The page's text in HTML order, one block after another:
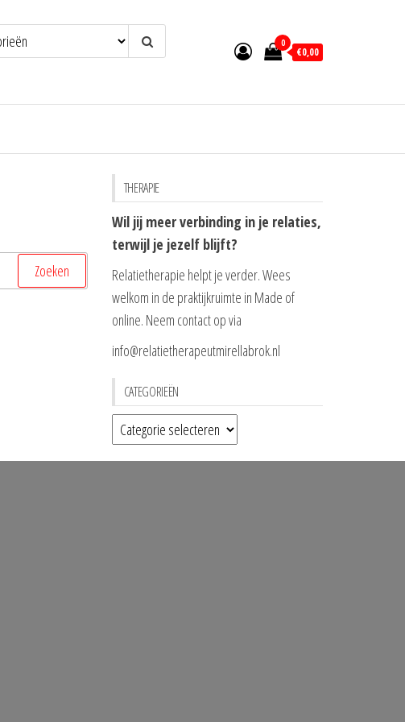
0
€0,00
THERAPIE
Wil jij meer verbinding in je relaties,
terwijl je jezelf blijft?
Relatietherapie helpt je verder. Wees
welkom in de praktijkruimte in Made of
online. Neem contact op via
info@relatietherapeutmirellabrok.nl
CATEGORIEËN
Categorieën